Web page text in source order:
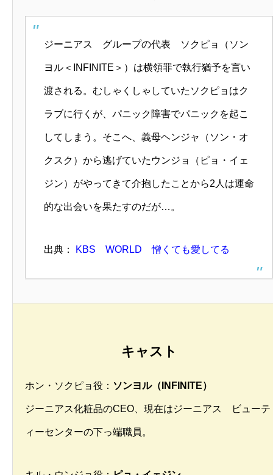
ジーニアス グループの代表 ソクピョ（ソン
ヨル＜INFINITE＞）は横領罪で執行猶予を言い
渡される。むしゃくしゃしていたソクピョはク
ラブに行くが、パニック障害でパニックを起こ
してしまう。そこへ、義母ヘンジャ（ソン・オ
クスク）から逃げていたウンジョ（ピョ・イェ
ジン）がやってきて介抱したことから2人は運命
的な出会いを果たすのだが…。
出典： KBS WORLD 憎くても愛してる
キャスト
ホン・ソクピョ役： ソンヨル（INFINITE）
ジーニアス化粧品のCEO、現在はジーニアス ビューテ
ィーセンターの下っ端職員。